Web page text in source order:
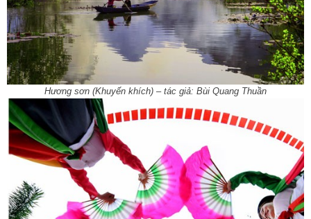
Hương sơn (Khuyến khích) – tác giả: Bùi Quang Thuần